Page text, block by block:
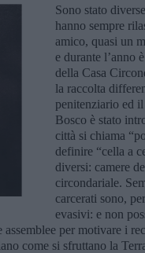
Sono stato
hanno sempre
amico, quasi un
e durante l’anno
della Casa
la raccolta
penitenziario ed
Bosco è stato
città si chiama
definire “cella a
diversi: camere
circondariale.
carcerati sono,
evasivi: e non
assemblee per motivare i
come si sfruttano la